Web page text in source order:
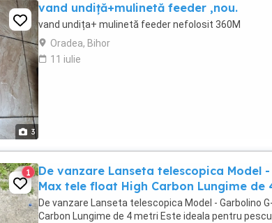
3
vand undiță+mulinetă feeder ,nou.
vand undița+ mulinetă feeder nefolosit 360M
Oradea, Bihor
11 iulie
1
De vanzare Lanseta telescopica Model
Max tele float High Carbon Lungime de
De vanzare Lanseta telescopica Model - Garbolino
Carbon Lungime de 4 metri Este ideala pentru